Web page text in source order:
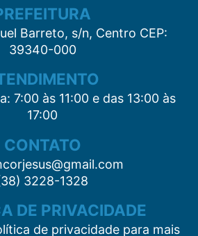
Barreto, s/n, Centro CEP:
39340-000
7:00 às 11:00 e das 13:00 às
17:00
CONTATO
3228-1328
DE PRIVACIDADE
de privacidade para mais